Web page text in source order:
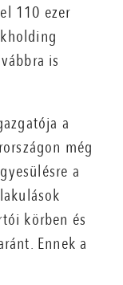
110 ezer
is
a
még
a
körben és
Ennek a